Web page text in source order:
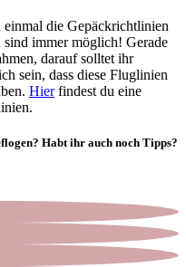
die Gepäckrichtlinien
immer möglich! Gerade
darauf solltet ihr
sein, dass diese Fluglinien
Hierfindest du eine
Habt ihr auch noch Tipps?